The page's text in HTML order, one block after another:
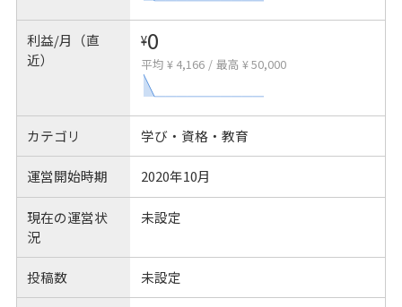
利益/月（直
近）
¥0
平均 ¥ 4,166 / 最高 ¥ 50,000
カテゴリ 学び・資格・教育
運営開始時期 2020年10月
現在の運営状
況
未設定
投稿数 未設定